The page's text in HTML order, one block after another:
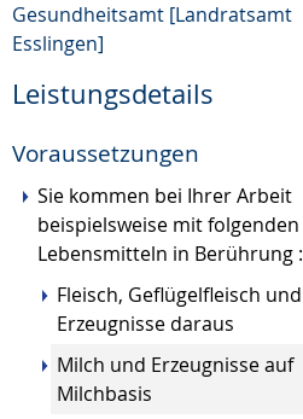
Gesundheitsamt [Landratsamt
Esslingen]
Leistungsdetails
Voraussetzungen
Sie kommen bei Ihrer Arbeit
beispielsweise mit folgenden
Lebensmitteln in Berührung :
Fleisch, Geflügelfleisch und
Erzeugnisse daraus
Milch und Erzeugnisse auf
Milchbasis